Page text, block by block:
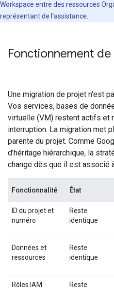
Workspace entre des ressources
représentant de l'assistance.
Fonctionnement
Une migration de projet n'est
Vos services, bases de
virtuelle (VM) restent actifs et
interruption. La migration met
parente du projet. Comme
d'héritage hiérarchique, la
change dès que il est associé
Fonctionnalité État
ID du projet et
numéro
Reste
identique
Données et
ressources
Reste
identique
Rôles IAM
Reste